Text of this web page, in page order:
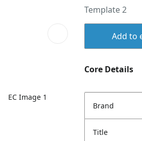
EC Image 1
Template 2
Add to
Core Details
Brand
Title